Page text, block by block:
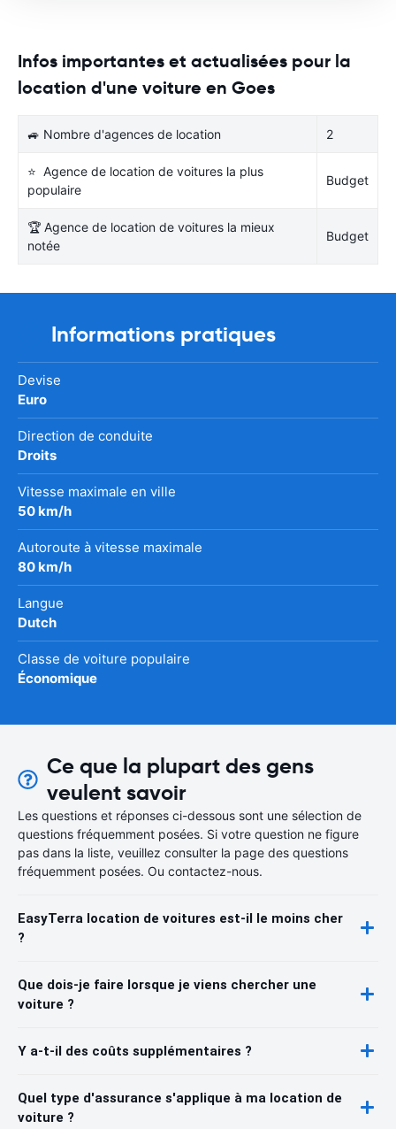
Infos importantes et actualisées pour la
location d'une voiture en Goes
🚙 Nombre d'agences de location 2
⭐ Agence de location de voitures la plus
populaire
Budget
🏆 Agence de location de voitures la mieux
notée
Budget
Informations pratiques
Devise
Euro
Direction de conduite
Droits
Vitesse maximale en ville
50 km/h
Autoroute à vitesse maximale
80 km/h
Langue
Dutch
Classe de voiture populaire
Économique
Ce que la plupart des gens
veulent savoir
Les questions et réponses ci-dessous sont une sélection de
questions fréquemment posées. Si votre question ne figure
pas dans la liste, veuillez consulter la page des questions
fréquemment posées. Ou contactez-nous.
EasyTerra location de voitures est-il le moins cher
?
Que dois-je faire lorsque je viens chercher une
voiture ?
Y a-t-il des coûts supplémentaires ?
Quel type d'assurance s'applique à ma location de
voiture ?